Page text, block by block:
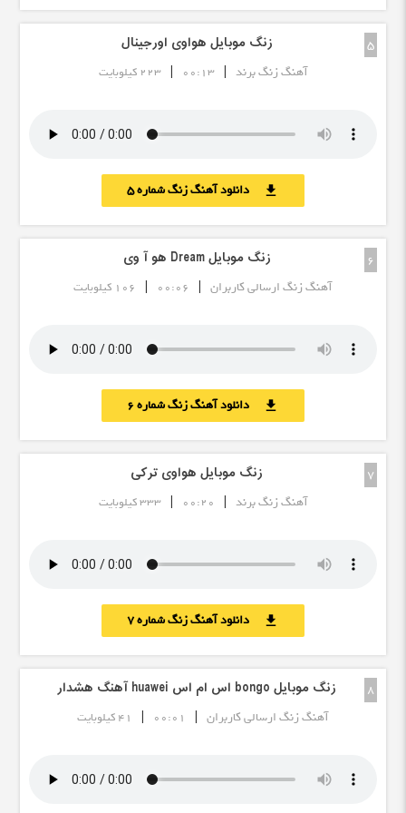
5 زنگ موبایل هواوی اورجینال
آهنگ زنگ برند |
00:13
| 223 کیلوبایت
download دانلود آهنگ زنگ شماره 5
6 زنگ موبایل Dream هو آ وی
آهنگ زنگ ارسالی کاربران |
00:06
| 106 کیلوبایت
download دانلود آهنگ زنگ شماره 6
7 زنگ موبایل هواوی ترکی
آهنگ زنگ برند |
00:20
| 333 کیلوبایت
download دانلود آهنگ زنگ شماره 7
8 زنگ موبایل bongo اس ام اس huawei آهنگ هشدار
آهنگ زنگ ارسالی کاربران |
00:01
| 41 کیلوبایت